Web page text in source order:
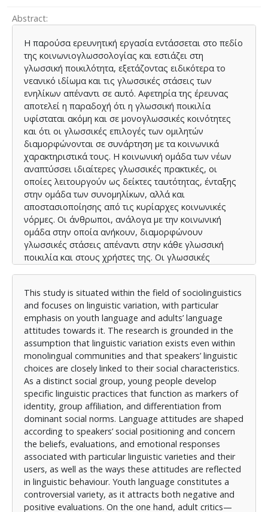
Abstract
Η παρούσα ερευνητική εργασία εντάσσεται στο πεδίο
της κοινωνιογλωσσολογίας και εστιάζει στη
γλωσσική ποικιλότητα, εξετάζοντας ειδικότερα το
νεανικό ιδίωμα και τις γλωσσικές στάσεις των
ενηλίκων απέναντι σε αυτό. Αφετηρία της έρευνας
αποτελεί η παραδοχή ότι η γλωσσική ποικιλία
υφίσταται ακόμη και σε μονογλωσσικές κοινότητες
και ότι οι γλωσσικές επιλογές των ομιλητών
διαμορφώνονται σε συνάρτηση με τα κοινωνικά
χαρακτηριστικά τους. Η κοινωνική ομάδα των νέων
αναπτύσσει ιδιαίτερες γλωσσικές πρακτικές, οι
οποίες λειτουργούν ως δείκτες ταυτότητας, ένταξης
στην ομάδα των συνομηλίκων, αλλά και
αποστασιοποίησης από τις κυρίαρχες κοινωνικές
νόρμες. Οι άνθρωποι, ανάλογα με την κοινωνική
ομάδα στην οποία ανήκουν, διαμορφώνουν
γλωσσικές στάσεις απέναντι στην κάθε γλωσσική
ποικιλία και στους χρήστες της. Οι γλωσσικές
ποικιλία, καθώς και την έκφραση αυτών στη γλωσσική
συμπεριφορά. Η νεανική ποικιλία αποτελεί μία
αμφιλεγόμενη ποικιλία, καθώς υπάρχουν αρνητικές
και θετικές γλωσσικές στάσεις απέναντι της. Οι
επικριτές της, ενήλικες και καθηγητές, κατηγορούν
τους νέους για την έλλειψη αγάπης απέναντι στη
γλώσσα, για το φτωχό λεξιλόγιο και για την άκριτη
χρήση ξένων λέξεων. Κάποιοι όμως την
αντιμετωπίζουν θετικά, αναγνωρίζοντας τη
δημιουργικότητα και την πρωτοτυπία της, αλλά και
κατανοώντας και τους λόγους για τους οποίους οι
νέοι χρειάζονται το δικό τους προσωπικό τρόπο
ομιλίας. Η έρευνα βασίζεται σε ποσοτική
μεθοδολογία και πραγματοποιήθηκε μέσω
ερωτηματολογίου κλειστού τύπου, το οποίο
διανεμήθηκε σε 20 ενήλικες συμμετέχοντες, άνδρες
και γυναίκες, ηλικιακών ομάδων 35–45 και 55–65
ετών. Το ερωτηματολόγιο διερεύνησε τις στάσεις των
This study is situated within the field of sociolinguistics
and focuses on linguistic variation, with particular
emphasis on youth language and adults’ language
attitudes towards it. The research is grounded in the
assumption that linguistic variation exists even within
monolingual communities and that speakers’ linguistic
choices are closely linked to their social characteristics.
As a distinct social group, young people develop
specific linguistic practices that function as markers of
identity, group affiliation, and differentiation from
dominant social norms. Language attitudes are shaped
according to speakers’ social positioning and concern
the beliefs, evaluations, and emotional responses
associated with particular linguistic varieties and their
users, as well as the ways these attitudes are reflected
in linguistic behaviour. Youth language constitutes a
controversial variety, as it attracts both negative and
positive evaluations. On the one hand, adult critics—